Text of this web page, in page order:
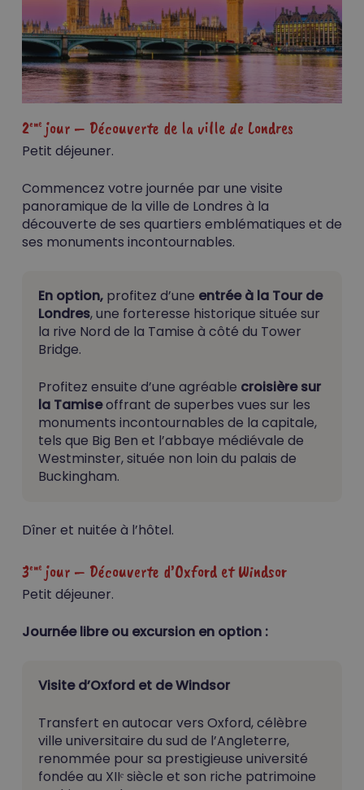
2emejour – Découverte de la ville de Londres
Petit déjeuner.
Commencez votre journée par une visite
panoramique de la ville de Londres à la
découverte de ses quartiers emblématiques et de
ses monuments incontournables.
En option, profitez d’une entrée à la Tour de
Londres, une forteresse historique située sur
la rive Nord de la Tamise à côté du Tower
Bridge.
Profitez ensuite d’une agréable croisière sur
la Tamiseoffrant de superbes vues sur les
monuments incontournables de la capitale,
tels que Big Ben et l’abbaye médiévale de
Westminster, située non loin du palais de
Buckingham.
Dîner et nuitée à l’hôtel.
3emejour – Découverte d’Oxford et Windsor
Petit déjeuner.
Journée libre ou excursion en option :
Visite d’Oxford et de Windsor
Transfert en autocar vers Oxford, célèbre
ville universitaire du sud de l’Angleterre,
renommée pour sa prestigieuse université
fondée au XIIᵉ siècle et son riche patrimoine